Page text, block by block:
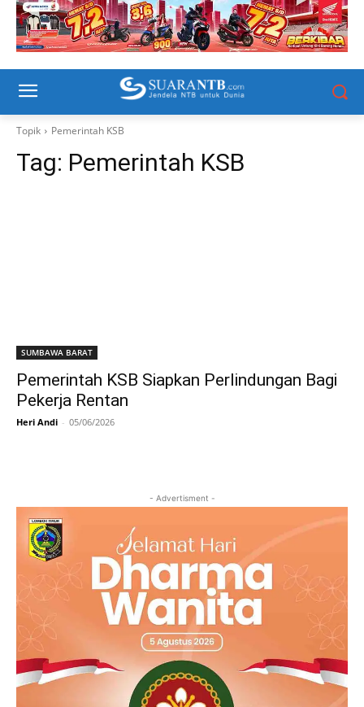
Topik Pemerintah KSB
Tag: Pemerintah KSB
SUMBAWA BARAT
Pemerintah KSB Siapkan Perlindungan Bagi
Pekerja Rentan
Heri Andi - 05/06/2026
- Advertisment -